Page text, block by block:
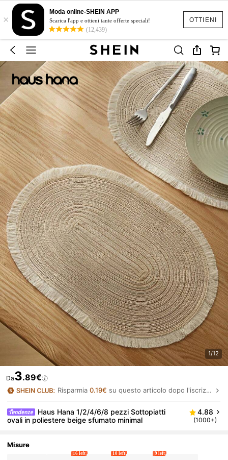
OTTIENI
×
Moda online-SHEIN APP
Scarica l'app e ottieni tante offerte speciali!
(12,439)
1/12
Da3.89€
Risparmia0.19€ su questo articolo dopo l'iscrizione.
Haus Hana 1/2/4/6/8 pezzi Sottopiatti
ovali in poliestere beige sfumato minimal
4.88
(1000+)
Misure
16 left 10 left 9 left